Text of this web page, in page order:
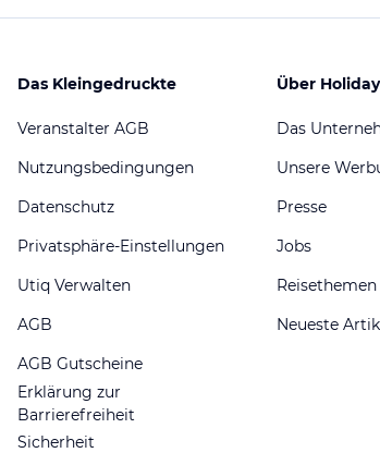
Das Kleingedruckte
Veranstalter AGB
Nutzungsbedingungen
Datenschutz
Privatsphäre-Einstellungen
Utiq Verwalten
AGB
AGB Gutscheine
Erklärung zur
Barrierefreiheit
Sicherheit
Über
Das
Unsere
Presse
Jobs
Reisethemen
Neueste